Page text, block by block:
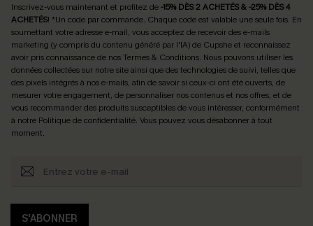
Inscrivez-vous maintenant et profitez de -15% DÈS 2 ACHETÉS & -25% DÈS 4
ACHETÉS! *Un code par commande. Chaque code est valable une seule fois. En
soumettant votre adresse e-mail, vous acceptez de recevoir des e-mails
marketing (y compris du contenu généré par l'IA) de Cupshe et reconnaissez
avoir pris connaissance de nosTermes & Conditions. Nous pouvons utiliser les
données collectées sur notre site ainsi que des technologies de suivi, telles que
des pixels intégrés à nos e-mails, afin de savoir si ceux-ci ont été ouverts, de
mesurer votre engagement, de personnaliser nos contenus et nos offres, et de
vous recommander des produits susceptibles de vous intéresser, conformément
à notre Politique de confidentialité. Vous pouvez vous désabonner à tout
moment.
S'ABONNER